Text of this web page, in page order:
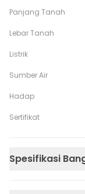
Panjang Tanah
Lebar Tanah
Listrik
Sumber Air
Hadap
Sertifikat
Spesifikasi